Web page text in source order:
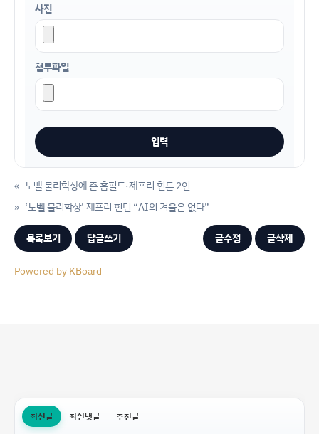
사진
첨부파일
« 노벨 물리학상에 존 홉필드·제프리 힌튼 2인
‘노벨 물리학상’ 제프리 힌턴 “AI의 겨울은 없다”
»
목록보기 답글쓰기 글수정 글삭제
Powered by KBoard
최신글 최신댓글 추천글